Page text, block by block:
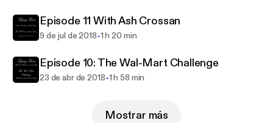
Episode 11 With Ash Crossan
9 de jul de 2018-1 h 20 min
Episode 10: The Wal-Mart Challenge
23 de abr de 2018-1 h 58 min
Mostrar más